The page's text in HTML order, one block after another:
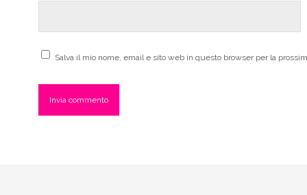
Salva il mio nome, email e sito web in questo browser per la